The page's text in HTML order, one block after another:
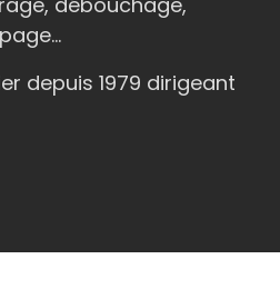
depuis 1979 dirigeant